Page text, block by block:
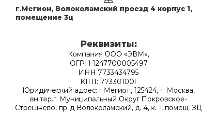
г.Мегион, Волоколамский проезд 4 корпус 1,
помещение 3ц
Реквизиты:
Компания ООО «ЭВМ»,
ОГРН 1247700005497
ИНН 7733434795
КПП: 773301001
Юридический адрес: г.Мегион, 125424, г. Москва,
вн.тер.г. Муниципальный Округ Покровское-
Стрешнево, пр-д Волоколамский, д. 4, к. 1, помещ. ЗЦ